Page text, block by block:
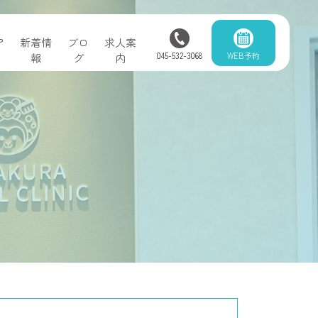
045-532-3068 WEB予約
新着情
報
ブロ
グ
求人案
内